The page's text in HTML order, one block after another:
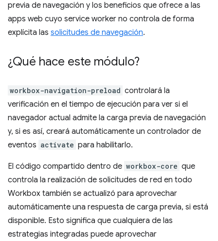
previa de navegación y los beneficios que ofrece a las
apps web cuyo service worker no controla de forma
explícita las solicitudes de navegación.
¿Qué hace este módulo?
workbox-navigation-preload controlará la
verificación en el tiempo de ejecución para ver si el
navegador actual admite la carga previa de navegación
y, si es así, creará automáticamente un controlador de
eventos activate para habilitarlo.
El código compartido dentro de workbox-core que
controla la realización de solicitudes de red en todo
Workbox también se actualizó para aprovechar
automáticamente una respuesta de carga previa, si está
disponible. Esto significa que cualquiera de las
estrategias integradas puede aprovechar